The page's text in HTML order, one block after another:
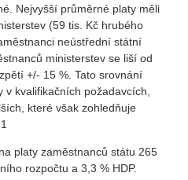
Nejvyšší průměrné platy měli
(59 tis. Kč hrubého
neústřední státní
ministerstev se liší od
+/- 15 %. Tato srovnání
v kvalifikačních požadavcích,
které však zohledňuje
1
platy zaměstnanců státu 265
rozpočtu a 3,3 % HDP.